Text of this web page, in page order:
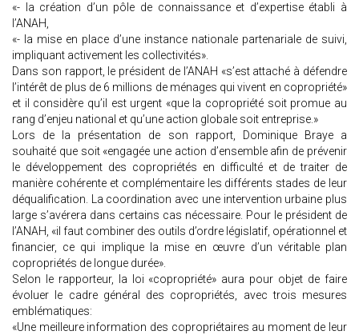
«- la création d’un pôle de connaissance et d’expertise établi à
l’ANAH,
«- la mise en place d’une instance nationale partenariale de suivi,
impliquant activement les collectivités».
Dans son rapport, le président de l’ANAH «s’est attaché à défendre
l’intérêt de plus de 6 millions de ménages qui vivent en copropriété»
et il considère qu’il est urgent «que la copropriété soit promue au
rang d’enjeu national et qu’une action globale soit entreprise.»
Lors de la présentation de son rapport, Dominique Braye a
souhaité que soit «engagée une action d’ensemble afin de prévenir
le développement des copropriétés en difficulté et de traiter de
manière cohérente et complémentaire les différents stades de leur
déqualification. La coordination avec une intervention urbaine plus
large s’avérera dans certains cas nécessaire. Pour le président de
l’ANAH, «il faut combiner des outils d’ordre législatif, opérationnel et
financier, ce qui implique la mise en œuvre d’un véritable plan
copropriétés de longue durée».
Selon le rapporteur, la loi «copropriété» aura pour objet de faire
évoluer le cadre général des copropriétés, avec trois mesures
emblématiques:
«Une meilleure information des copropriétaires au moment de leur